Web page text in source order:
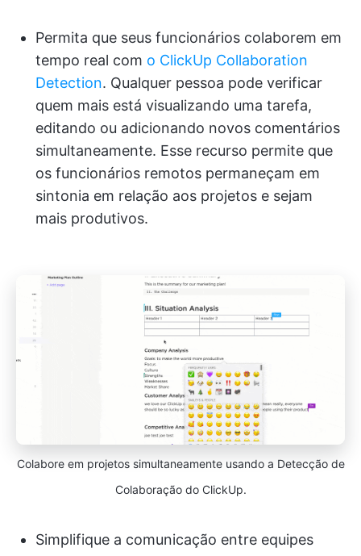
Permita que seus funcionários colaborem em
tempo real com o ClickUp Collaboration
Detection. Qualquer pessoa pode verificar
quem mais está visualizando uma tarefa,
editando ou adicionando novos comentários
simultaneamente. Esse recurso permite que
os funcionários remotos permaneçam em
sintonia em relação aos projetos e sejam
mais produtivos.
Colabore em projetos simultaneamente usando a Detecção de
Colaboração do ClickUp.
Simplifique a comunicação entre equipes